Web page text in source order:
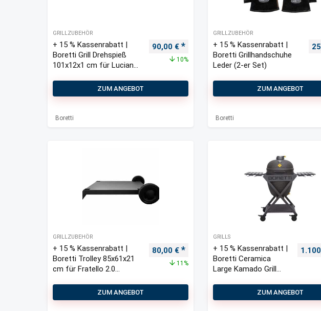
GRILLZUBEHÖR
+ 15 % Kassenrabatt |
Boretti Grill Drehspieß
101x12x1 cm für Luciano
Ursprünglicher Preis war: 100,00 €
90,00 € Aktueller Preis ist: 90,00 €.
10%
ZUM ANGEBOT
Boretti
GRILLZUBEHÖR
+ 15 % Kassenrabatt |
Boretti Grillhandschuhe
Leder (2-er Set)
ZUM ANGEBOT
Boretti
GRILLZUBEHÖR
+ 15 % Kassenrabatt |
Boretti Trolley 85x61x21
cm für Fratello 2.0
Ursprünglicher Preis war: 90,00 €
80,00 € Aktueller Preis ist: 80,00 €.
11%
ZUM ANGEBOT
GRILLS
+ 15 % Kassenrabatt |
Boretti Ceramica
Large Kamado Grill
ZUM ANGEBOT